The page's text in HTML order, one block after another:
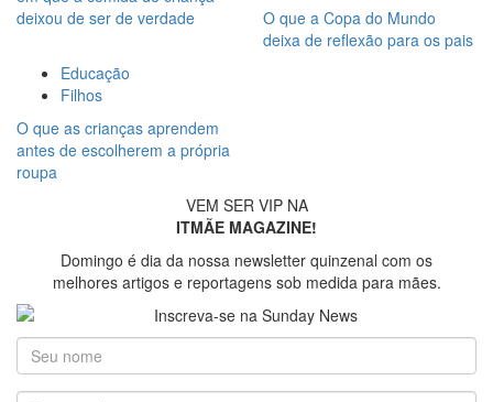
deixou de ser de verdade
O que a Copa do Mundo
deixa de reflexão para os pais
Educação
Filhos
O que as crianças aprendem
antes de escolherem a própria
roupa
VEM SER VIP NA
ITMÃE MAGAZINE!
Domingo é dia da nossa newsletter quinzenal com os
melhores artigos e reportagens sob medida para mães.